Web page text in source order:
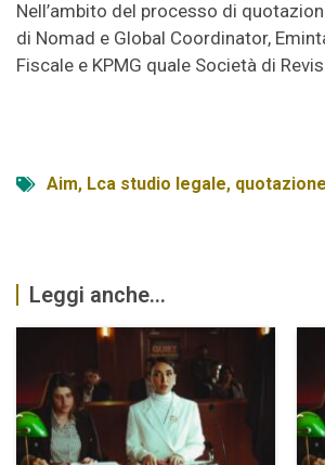
Nell’ambito del processo di
di Nomad e Global Coordinator,
Fiscale e KPMG quale Società di
Aim, Lca studio legale, quotazione
Leggi anche...